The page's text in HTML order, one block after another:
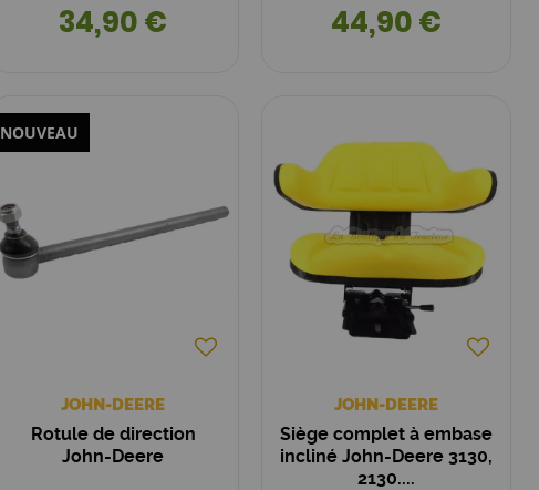
34,90 € 44,90 €
NOUVEAU
JOHN-DEERE
Rotule de direction
John-Deere
JOHN-DEERE
Siège complet à embase
incliné John-Deere 3130,
2130....